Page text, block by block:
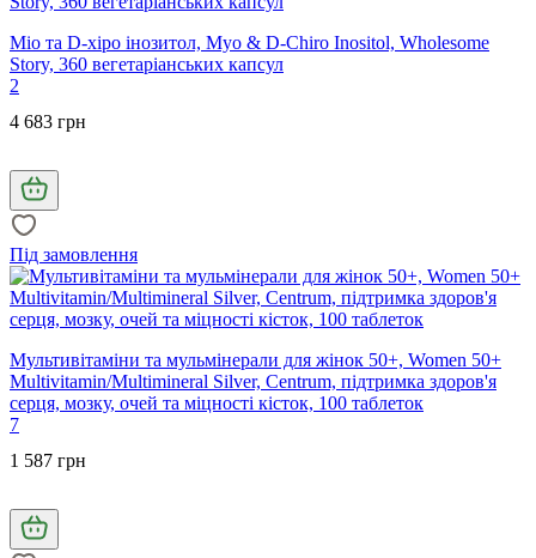
Міо та D-хіро інозитол, Myo & D-Chiro Inositol, Wholesome
Story, 360 вегетаріанських капсул
2
4 683 грн
Під замовлення
Мультивітаміни та мульмінерали для жінок 50+, Women 50+
Multivitamin/Multimineral Silver, Centrum, підтримка здоров'я
серця, мозку, очей та міцності кісток, 100 таблеток
7
1 587 грн